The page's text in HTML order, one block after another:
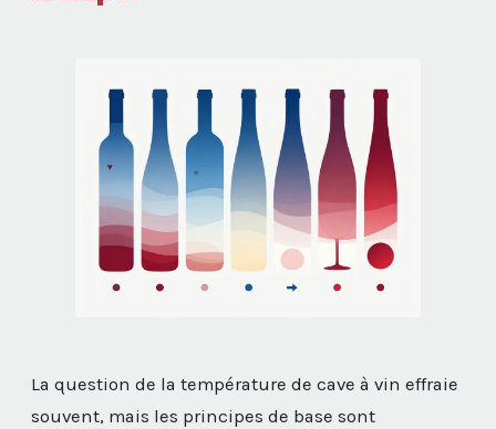
La question de la température de cave à vin effraie
souvent, mais les principes de base sont